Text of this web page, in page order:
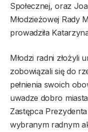
Społecznej, oraz
Młodzieżowej Rady
prowadziła
Młodzi radni złożyli
zobowiązali się do
pełnienia swoich
uwadze dobro
Zastępca
wybranym radnym